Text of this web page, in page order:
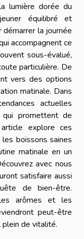
lumière dorée du
équilibré et
la journée
accompagnent ce
sous-évalué,
particulière. De
vers des options
matinale. Dans
actuelles
promettent de
explore ces
boissons saines
matinale en un
avec nous
satisfaire aussi
de bien-être.
arômes et les
peut-être
de vitalité.